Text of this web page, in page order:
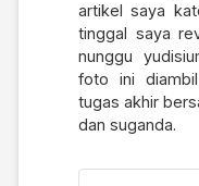
artikel saya
tinggal saya
nunggu
foto ini
tugas akhir
dan suganda.